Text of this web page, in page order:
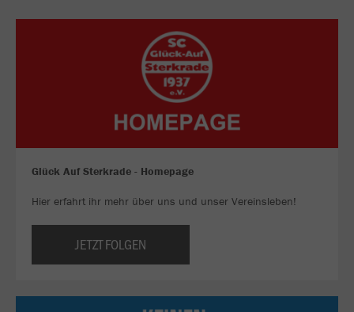
Glück Auf Sterkrade - Homepage
Hier erfahrt ihr mehr über uns und unser Vereinsleben!
JETZT FOLGEN